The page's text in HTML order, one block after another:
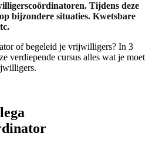
Tijdens deze
bijzondere situaties. Kwetsbare
of begeleid je vrijwilligers? In 3
verdiepende cursus alles wat je moet